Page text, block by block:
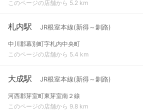
このページの店舗から 5.2 km
札内駅 JR根室本線(新得～釧路)
中川郡幕別町字札内中央町
このページの店舗から 5.4 km
大成駅 JR根室本線(新得～釧路)
河西郡芽室町東芽室南２線
このページの店舗から 9.8 km